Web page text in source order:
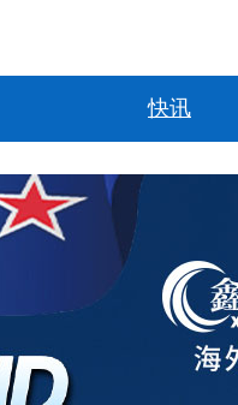
快讯
项目
新西兰
美国